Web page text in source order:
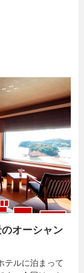
オーシャン
テルに泊まって